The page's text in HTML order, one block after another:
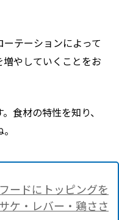
テーションによって
やしていくことをお
食材の特性を知り、
ードにトッピングを
ケ・レバー・鶏ささ